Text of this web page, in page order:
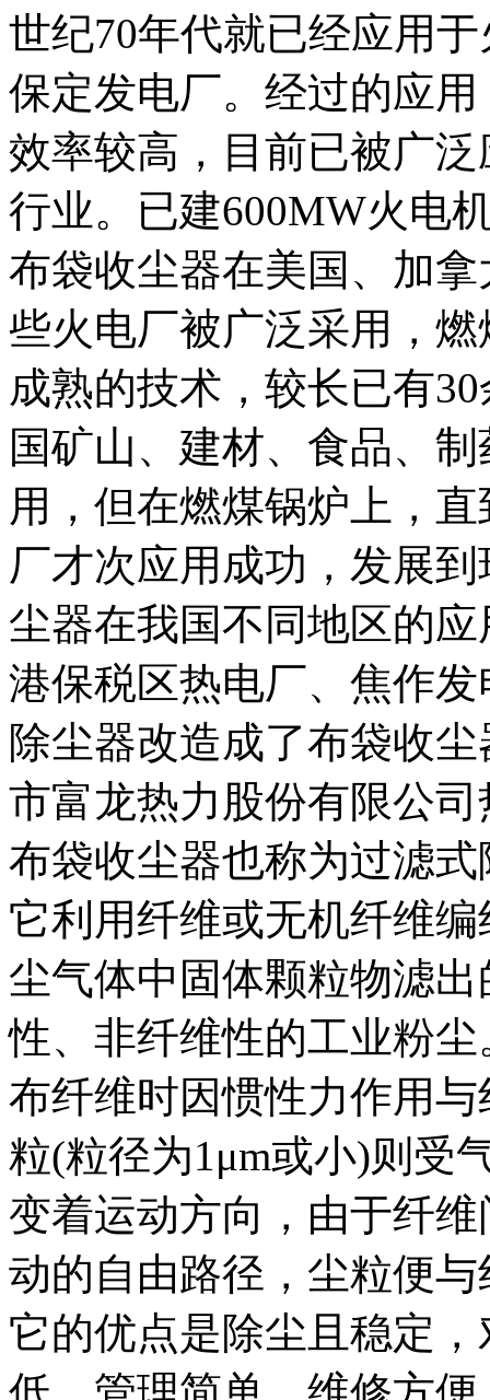
世纪70年代就已经应用
保定发电厂。经过的应
效率较高，目前已被广
行业。已建600MW火电
布袋收尘器在美国、加
些火电厂被广泛采用，
成熟的技术，较长已有
国矿山、建材、食品、
用，但在燃煤锅炉上，
厂才次应用成功，发展
尘器在我国不同地区的
港保税区热电厂、焦作
除尘器改造成了布袋收
市富龙热力股份有限公
布袋收尘器也称为过滤
它利用纤维或无机纤维
尘气体中固体颗粒物滤
性、非纤维性的工业粉
布纤维时因惯性力作用
粒(粒径为1μm或小)则受
变着运动方向，由于纤
动的自由路径，尘粒便
它的优点是除尘且稳定